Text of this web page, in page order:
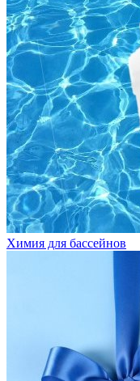
Химия для бассейнов